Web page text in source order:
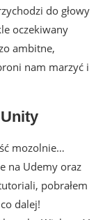
do głowy
oczekiwany
ambitne,
nam marzyć i
mozolnie…
na Udemy oraz
pobrałem
dalej!